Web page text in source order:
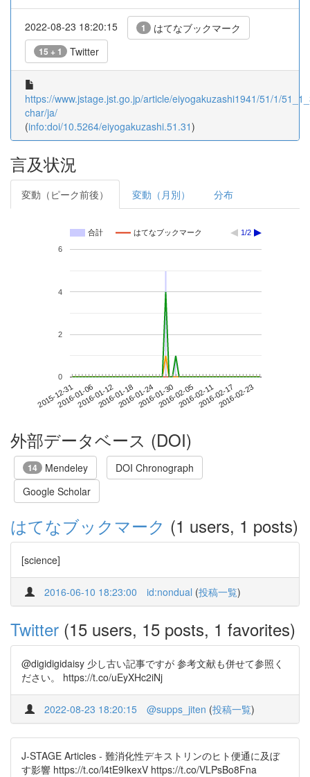
2022-08-23 18:20:15 1 はてなブックマーク
15 + 1 Twitter
https://www.jstage.jst.go.jp/article/eiyogakuzashi1941/51/1/
char/ja/
(info:doi/10.5264/eiyogakuzashi.51.31)
言及状況
変動（ピーク前後） 変動（月別） 分布
合計 はてなブックマーク 1/2
2015-12-312016-01-062016-01-122016-01-182016-01-242016-01-302016-02-052016-02-112016-02-172016-02-23
0
2
4
6
外部データベース (DOI)
14 Mendeley
DOI Chronograph
Google Scholar
はてなブックマーク (1 users, 1 posts)
[science]
2016-06-10 18:23:00 id:nondual (投稿一覧)
Twitter (15 users, 15 posts, 1 favorites)
@digidigidaisy 少し古い記事ですが 参考文献も併せて参照く
ださい。 https://t.co/uEyXHc2iNj
2022-08-23 18:20:15 @supps_jiten (投稿一覧)
J-STAGE Articles - 難消化性デキストリンのヒト便通に及ぼ
す影響 https://t.co/l4tE9IkexV https://t.co/VLPsBo8Fna